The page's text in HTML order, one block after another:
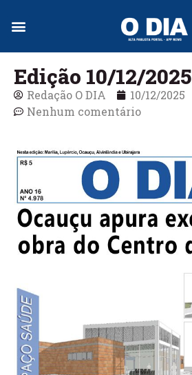
Edição 10/12/2025
Redação O DIA 10/12/2025
Nenhum comentário